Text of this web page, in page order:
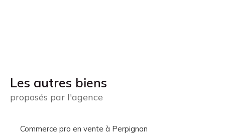
Les autres biens
proposés par l'agence
Commerce pro en vente à Perpignan